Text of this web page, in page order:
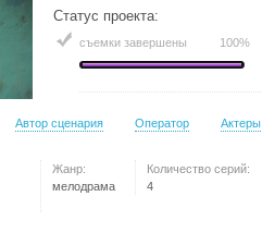
Статус проекта:
съемки завершены 100%
Автор сценария Оператор Актеры
Жанр:
мелодрама
Количество серий:
4